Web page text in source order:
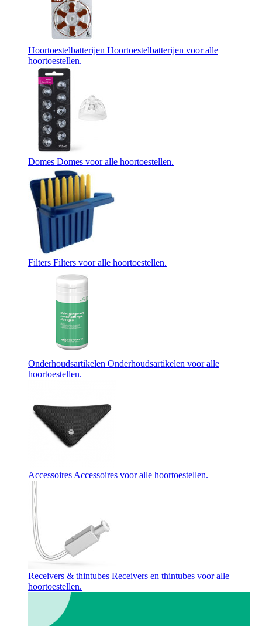
Hoortoestelbatterijen Hoortoestelbatterijen voor alle
hoortoestellen.
Domes Domes voor alle hoortoestellen.
Filters Filters voor alle hoortoestellen.
Onderhoudsartikelen Onderhoudsartikelen voor alle
hoortoestellen.
Accessoires Accessoires voor alle hoortoestellen.
Receivers & thintubes Receivers en thintubes voor alle
hoortoestellen.